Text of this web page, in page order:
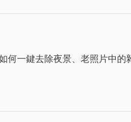
一鍵去除夜景、老照片中的